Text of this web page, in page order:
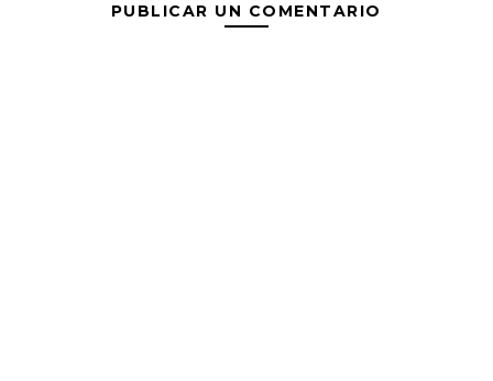
PUBLICAR UN COMENTARIO